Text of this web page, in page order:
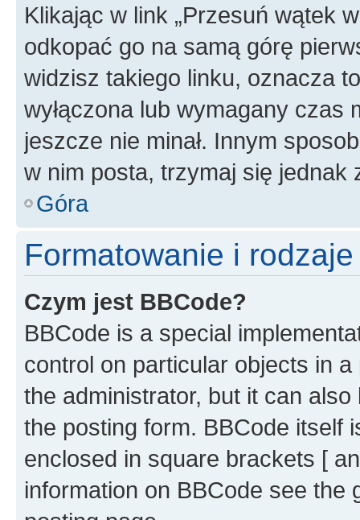
Klikając w link „Przesuń wątek
odkopać go na samą górę
widzisz takiego linku, oznacza
wyłączona lub wymagany czas
jeszcze nie minał. Innym
w nim posta, trzymaj się jednak
Góra
Formatowanie i
Czym jest BBCode?
BBCode is a special
control on particular objects in
the administrator, but it can
the posting form. BBCode itself
enclosed in square brackets [
information on BBCode see